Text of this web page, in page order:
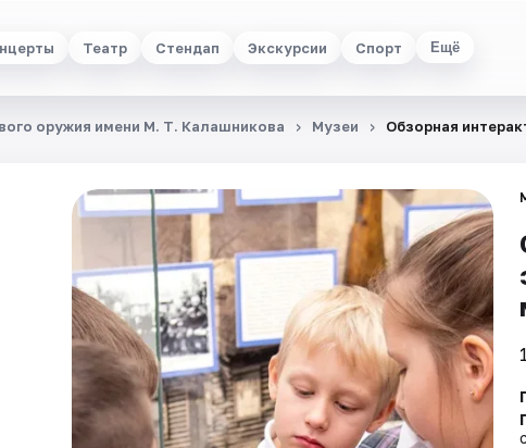
Театр Стендап Экскурсии Спорт Ещё
оружия имени М. Т. Калашникова Музеи Обзорная